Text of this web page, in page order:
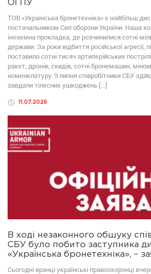
ОГПУ
ТОВ «Українська бронетехніка» є найбільш
постачальником Сил оборони України. Наша
іноземна прокладка, де розчинилися сотні
держави. За роки відбиття російської агресії,
поставило сотні тисяч артилерійських
ракет, дронів, скидів, сотні бронемашин,
номенклатуру. 9 липня співробітники СБУ
завдали тілесних ушкоджень […]
11.07.2026
В ході незаконного обшуку
СБУ було побито заступника
«Українська бронетехніка», –
Сьогодні вранці українські правоохоронці